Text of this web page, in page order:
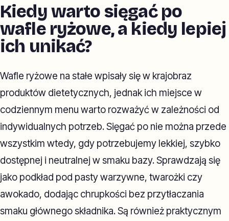
Kiedy warto sięgać po
wafle ryżowe, a kiedy lepiej
ich unikać?
Wafle ryżowe na stałe wpisały się w krajobraz
produktów dietetycznych, jednak ich miejsce w
codziennym menu warto rozważyć w zależności od
indywidualnych potrzeb. Sięgać po nie można przede
wszystkim wtedy, gdy potrzebujemy lekkiej, szybko
dostępnej i neutralnej w smaku bazy. Sprawdzają się
jako podkład pod pasty warzywne, twarożki czy
awokado, dodając chrupkości bez przytłaczania
smaku głównego składnika. Są również praktycznym